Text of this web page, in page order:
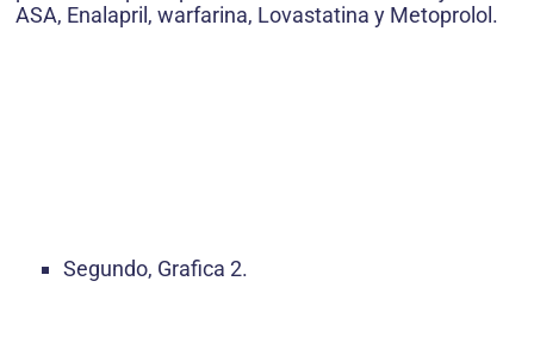
ASA, Enalapril, warfarina, Lovastatina y Metoprolol.
Segundo, Grafica 2.